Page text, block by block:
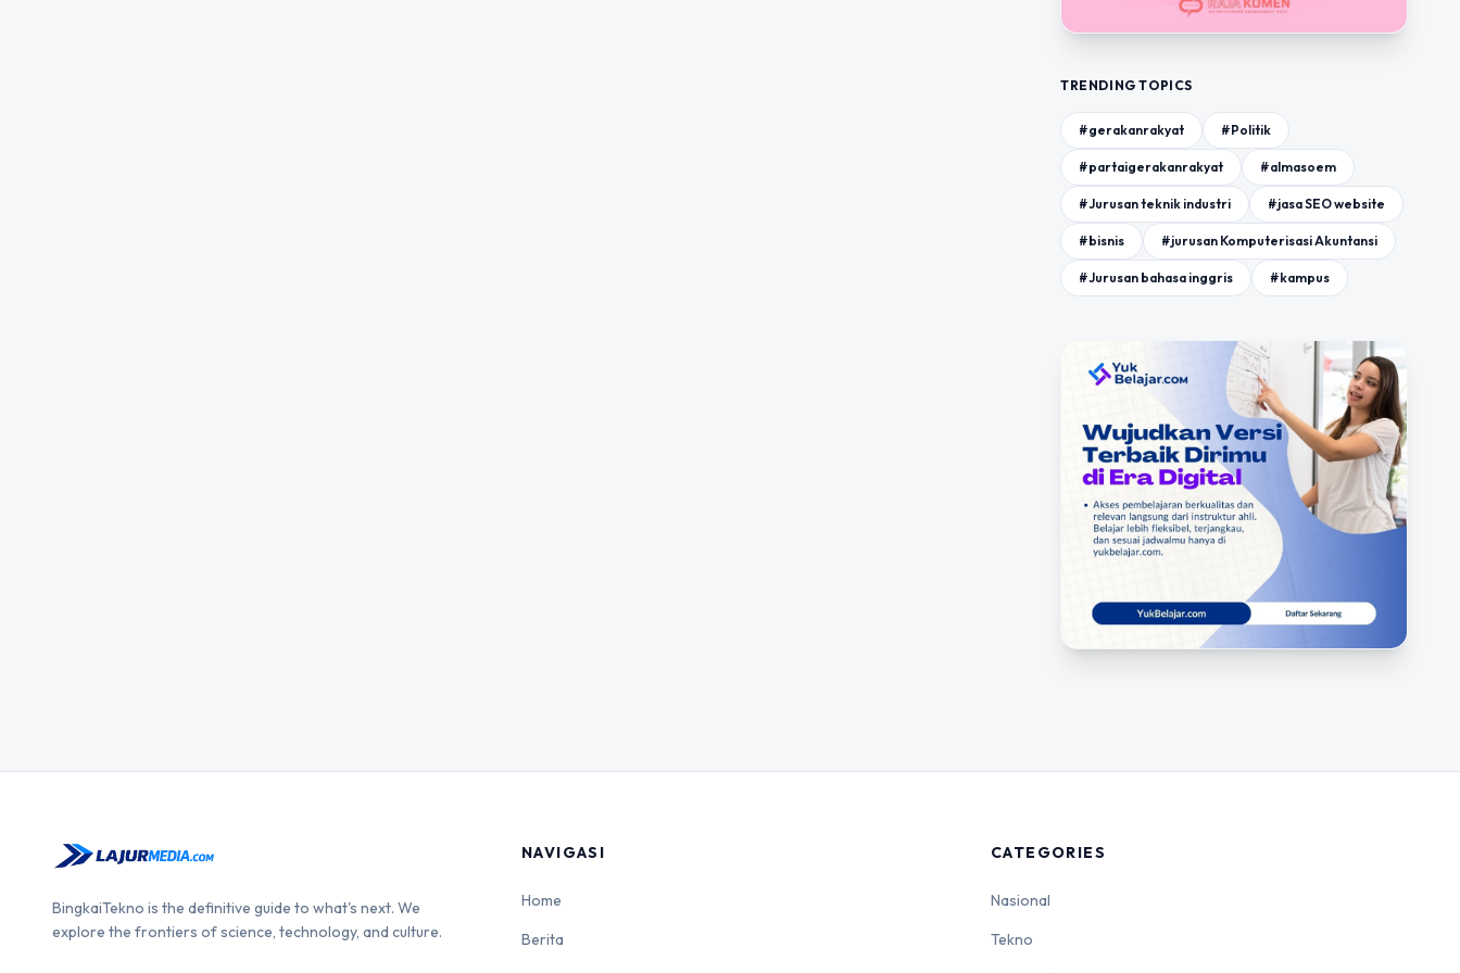
TRENDING TOPICS
#gerakanrakyat #Politik
#partaigerakanrakyat #almasoem
#Jurusan teknik industri #jasa SEO website
#bisnis #jurusan Komputerisasi Akuntansi
#Jurusan bahasa inggris #kampus
BingkaiTekno is the definitive guide to what's next. We
explore the frontiers of science, technology, and culture.
NAVIGASI
Home
Berita
CATEGORIES
Nasional
Tekno